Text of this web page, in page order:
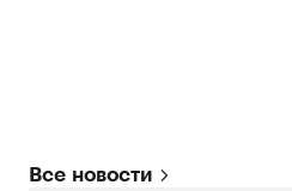
Все новости